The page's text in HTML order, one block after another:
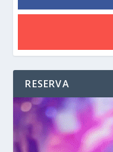
RESERVA